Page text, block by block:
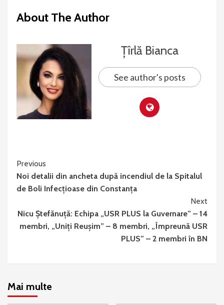
About The Author
Țîrlă Bianca
See author's posts
Continue
Reading
Previous
Noi detalii din ancheta după incendiul de la Spitalul
de Boli Infecțioase din Constanța
Next
Nicu Ştefănuţă: Echipa „USR PLUS la Guvernare” – 14
membri, „Uniţi Reuşim” – 8 membri, „Împreună USR
PLUS” – 2 membri în BN
Mai multe